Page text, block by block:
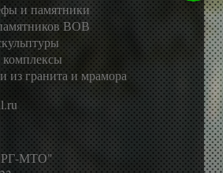
и памятники
ВОВ
из гранита и мрамора
МТО"